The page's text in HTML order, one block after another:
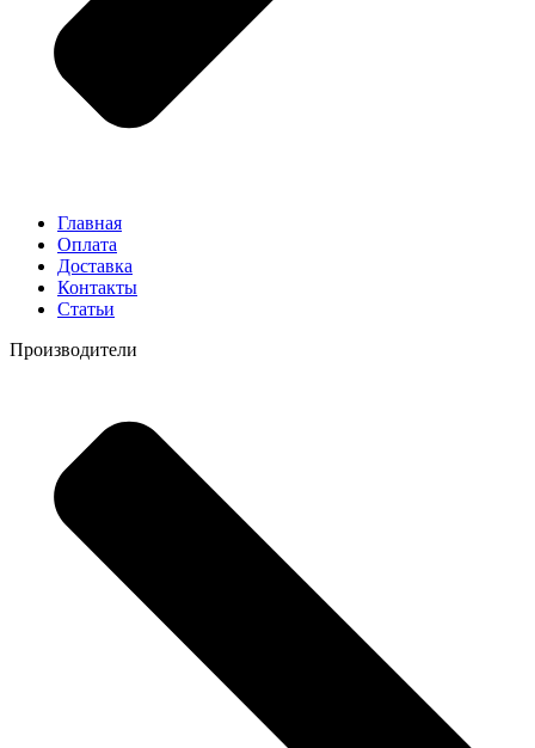
Главная
Оплата
Доставка
Контакты
Статьи
Производители